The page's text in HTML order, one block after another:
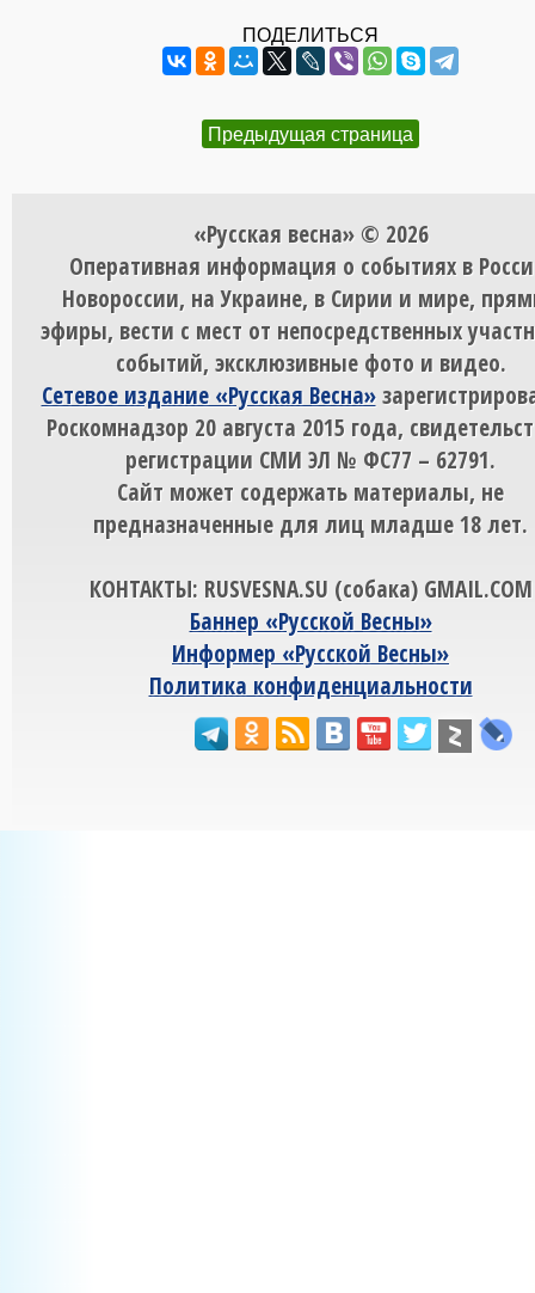
ПОДЕЛИТЬСЯ
Предыдущая страница
«Русская весна» © 2026
Оперативная информация о событиях в
Новороссии, на Украине, в Сирии и мире,
эфиры, вести с мест от непосредственных
событий, эксклюзивные фото и видео.
Сетевое издание «Русская Весна»
Роскомнадзор 20 августа 2015 года,
регистрации СМИ ЭЛ № ФС77 – 62791.
Сайт может содержать материалы, не
предназначенные для лиц младше 18 лет.
КОНТАКТЫ: RUSVESNA.SU (собака) GMAIL.COM
Баннер «Русской Весны»
Информер «Русской Весны»
Политика конфиденциальности